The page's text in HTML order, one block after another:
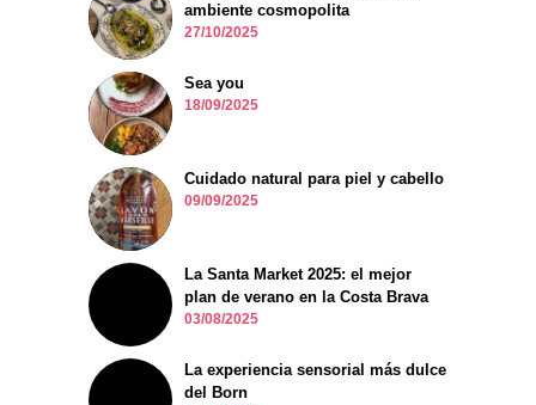
ambiente cosmopolita
27/10/2025
Sea you
18/09/2025
Cuidado natural para piel y cabello
09/09/2025
La Santa Market 2025: el mejor
plan de verano en la Costa Brava
03/08/2025
La experiencia sensorial más dulce
del Born